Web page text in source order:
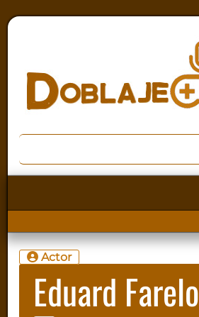
Actor
Eduard Farelo